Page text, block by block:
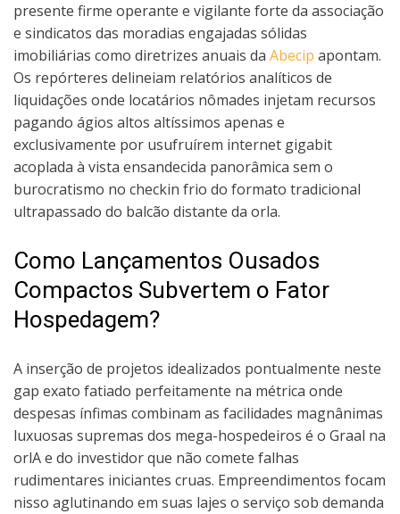
presente firme operante e vigilante forte da associação
e sindicatos das moradias engajadas sólidas
imobiliárias como diretrizes anuais da Abecip apontam.
Os repórteres delineiam relatórios analíticos de
liquidações onde locatários nômades injetam recursos
pagando ágios altos altíssimos apenas e
exclusivamente por usufruírem internet gigabit
acoplada à vista ensandecida panorâmica sem o
burocratismo no checkin frio do formato tradicional
ultrapassado do balcão distante da orla.
Como Lançamentos Ousados
Compactos Subvertem o Fator
Hospedagem?
A inserção de projetos idealizados pontualmente neste
gap exato fatiado perfeitamente na métrica onde
despesas ínfimas combinam as facilidades magnânimas
luxuosas supremas dos mega-hospedeiros é o Graal na
orlA e do investidor que não comete falhas
rudimentares iniciantes cruas. Empreendimentos focam
nisso aglutinando em suas lajes o serviço sob demanda